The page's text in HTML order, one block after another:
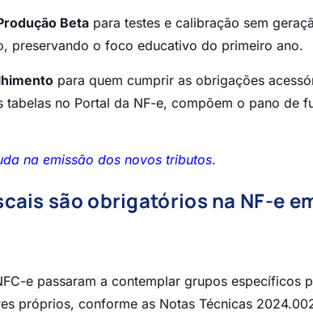
Beta para testes e calibração sem
preservando o foco educativo do primeiro ano.
para quem cumprir as obrigações
no Portal da NF-e, compõem o pano de
na emissão dos novos tributos.
são obrigatórios na NF-e
e passaram a contemplar grupos específicos
próprios, conforme as Notas Técnicas